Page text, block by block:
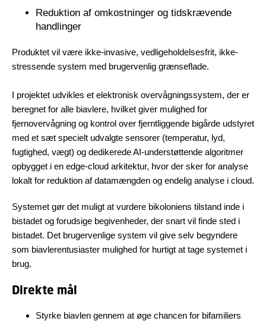
Reduktion af omkostninger og tidskrævende
handlinger
Produktet vil være ikke-invasive, vedligeholdelsesfrit, ikke-
stressende system med brugervenlig grænseflade.
I projektet udvikles et elektronisk overvågningssystem, der er
beregnet for alle biavlere, hvilket giver mulighed for
fjernovervågning og kontrol over fjerntliggende bigårde udstyret
med et sæt specielt udvalgte sensorer (temperatur, lyd,
fugtighed, vægt) og dedikerede AI-understøttende algoritmer
opbygget i en edge-cloud arkitektur, hvor der sker for analyse
lokalt for reduktion af datamængden og endelig analyse i cloud.
Systemet gør det muligt at vurdere bikoloniens tilstand inde i
bistadet og forudsige begivenheder, der snart vil finde sted i
bistadet. Det brugervenlige system vil give selv begyndere
som biavlerentusiaster mulighed for hurtigt at tage systemet i
brug.
Direkte mål
Styrke biavlen gennem at øge chancen for bifamiliers